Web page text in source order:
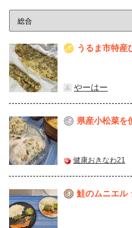
1 うるま市特産
やーはー
2 県産⼩松菜を
健康おきなわ21
3 鮭のムニエル